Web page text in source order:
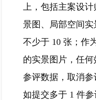
上，包括主案设
景图、局部空间
不少于 10 张；作
的实景图片，任
参评数据，取消参
如提交多于 1 件